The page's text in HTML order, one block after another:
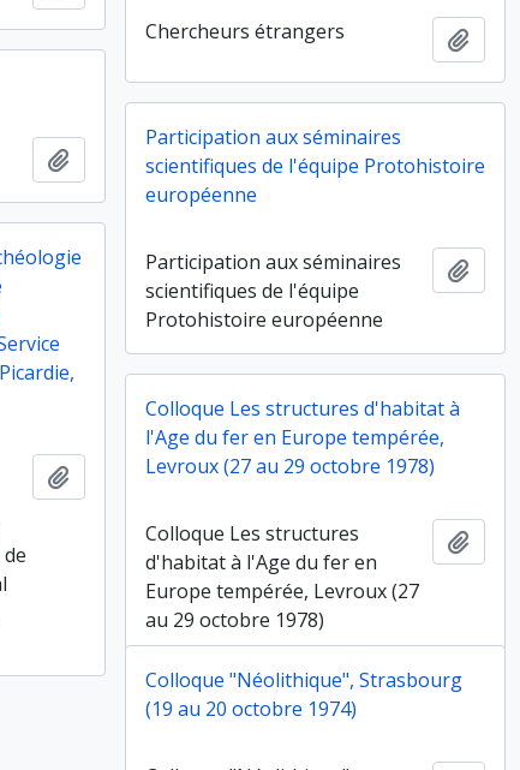
Chercheurs étrangers
Ajouter au presse-papier
Participation aux séminaires
scientifiques de l'équipe Protohistoire
européenne
Participation aux séminaires
scientifiques de l'équipe
Protohistoire européenne
Ajouter au presse-papier
Colloque Les structures d'habitat à
l'Age du fer en Europe tempérée,
Levroux (27 au 29 octobre 1978)
Colloque Les structures
d'habitat à l'Age du fer en
Europe tempérée, Levroux (27
au 29 octobre 1978)
Colloque "Néolithique", Strasbourg
(19 au 20 octobre 1974)